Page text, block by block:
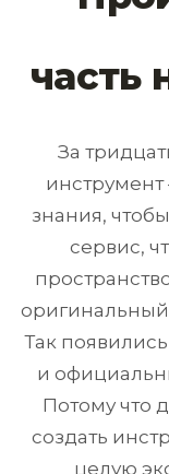
часть
За
знания,
сервис,
Так появились
и
Потому что
создать
целую